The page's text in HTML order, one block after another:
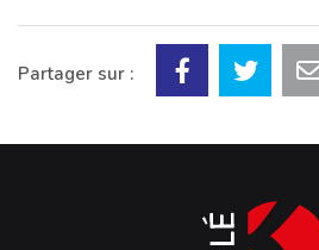
Partager sur :